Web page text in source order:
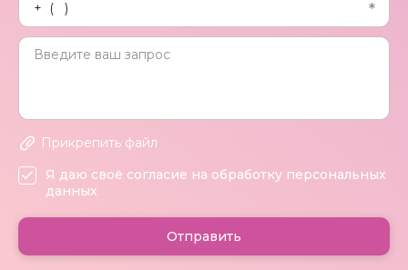
Прикрепить файл
Я даю своё согласие на обработку персональных
данных
Отправить